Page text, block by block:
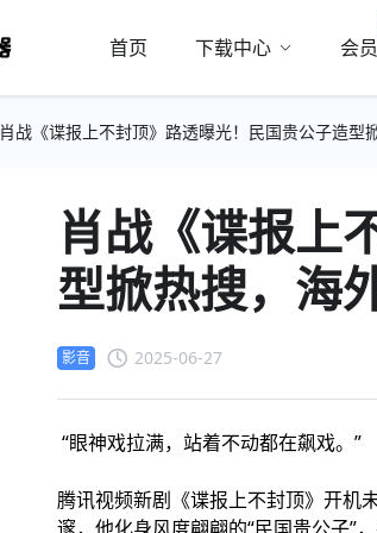
首页 下载中心 会
肖战《谍报上不封顶》路透曝光！民国贵公子造型
肖战《谍报上
型掀热搜，海
影音 2025-06-27
“眼神戏拉满，站着不动都在飙戏。”
腾讯视频新剧《谍报上不封顶》开机